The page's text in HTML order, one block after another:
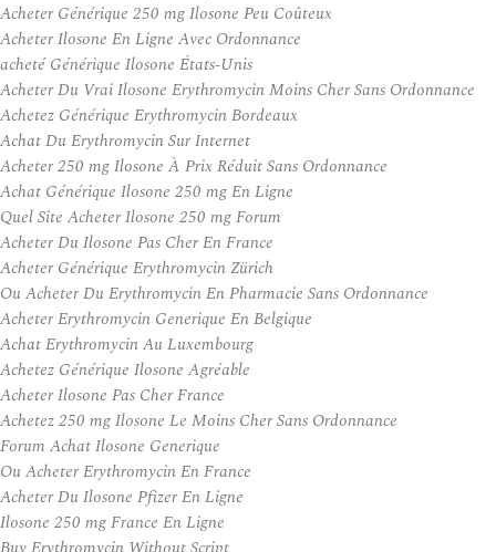
Acheter Générique 250 mg Ilosone Peu Coûteux
Acheter Ilosone En Ligne Avec Ordonnance
acheté Générique Ilosone États-Unis
Acheter Du Vrai Ilosone Erythromycin Moins Cher Sans Ordonnance
Achetez Générique Erythromycin Bordeaux
Achat Du Erythromycin Sur Internet
Acheter 250 mg Ilosone À Prix Réduit Sans Ordonnance
Achat Générique Ilosone 250 mg En Ligne
Quel Site Acheter Ilosone 250 mg Forum
Acheter Du Ilosone Pas Cher En France
Acheter Générique Erythromycin Zürich
Ou Acheter Du Erythromycin En Pharmacie Sans Ordonnance
Acheter Erythromycin Generique En Belgique
Achat Erythromycin Au Luxembourg
Achetez Générique Ilosone Agréable
Acheter Ilosone Pas Cher France
Achetez 250 mg Ilosone Le Moins Cher Sans Ordonnance
Forum Achat Ilosone Generique
Ou Acheter Erythromycin En France
Acheter Du Ilosone Pfizer En Ligne
Ilosone 250 mg France En Ligne